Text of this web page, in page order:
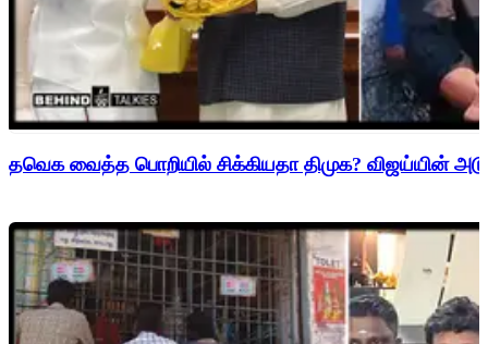
தவெக வைத்த பொறியில் சிக்கியதா திமுக? விஜய்யின்